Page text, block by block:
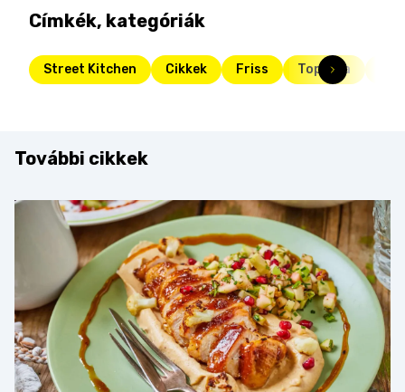
Címkék, kategóriák
Street Kitchen Cikkek Friss Toplista
További cikkek